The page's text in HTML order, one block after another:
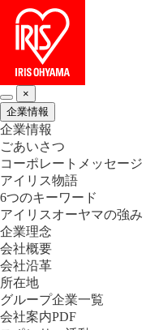
×
企業情報
企業情報
ごあいさつ
コーポレートメッセージ
アイリス物語
6つのキーワード
アイリスオーヤマの強み
企業理念
会社概要
会社沿革
所在地
グループ企業一覧
会社案内PDF